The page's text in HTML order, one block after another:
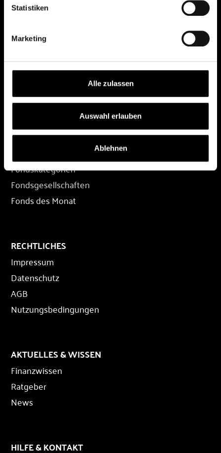
Statistiken
Marketing
Alle zulassen
Auswahl erlauben
Ablehnen
Depot eröffnen
Depot übertragen
Konditionen
FONDS
Fondskategorien
Fondsgesellschaften
Fonds des Monat
RECHTLICHES
Impressum
Datenschutz
AGB
Nutzungsbedingungen
AKTUELLES & WISSEN
Finanzwissen
Ratgeber
News
HILFE & KONTAKT